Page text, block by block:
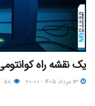
یک نقشه راه